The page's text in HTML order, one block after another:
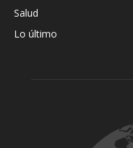
Salud
Lo último